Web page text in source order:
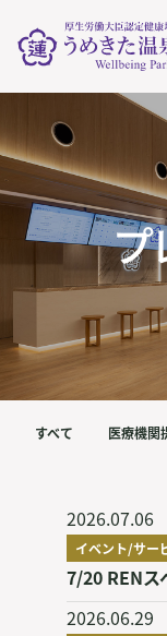
すべて 医療機関
2026.07.06
イベント/サー
7/20 RENス
2026.06.29